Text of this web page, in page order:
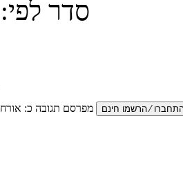
סדר לפי:
מפרסם תגובה כ: אורח